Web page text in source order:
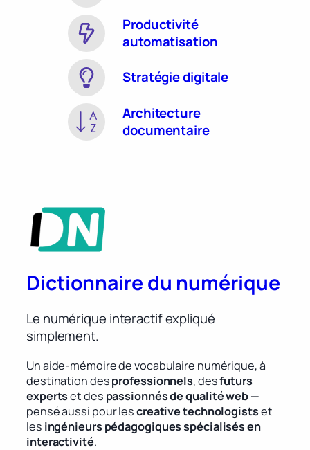
Productivité
automatisation
Stratégie digitale
Architecture
documentaire
Dictionnaire du numérique
Le numérique interactif expliqué
simplement.
Un aide-mémoire de vocabulaire numérique, à
destination desprofessionnels, desfuturs
expertset des passionnés de qualité web—
pensé aussi pour lescreative technologistset
les ingénieurs pédagogiques spécialisés en
interactivité.